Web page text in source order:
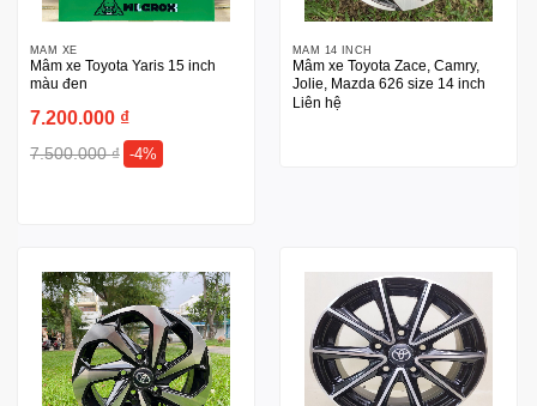
MÂM XE
Mâm xe Toyota Yaris 15 inch
màu đen
7.200.000 ₫
7.500.000₫ -4%
MÂM 14 INCH
Mâm xe Toyota Zace, Camry,
Jolie, Mazda 626 size 14 inch
Liên hệ